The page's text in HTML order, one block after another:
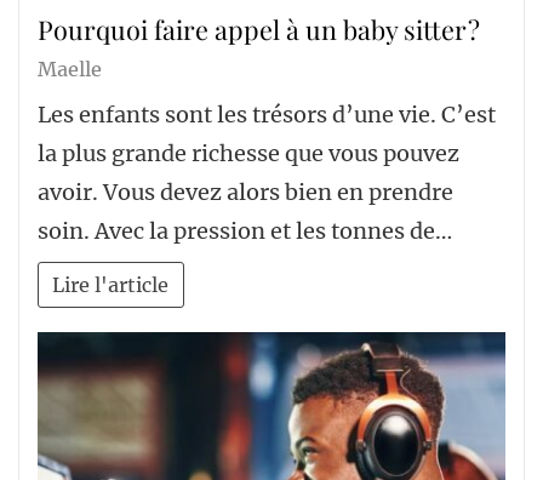
Pourquoi faire appel à un baby sitter ?
Maelle
Les enfants sont les trésors d’une vie. C’est
la plus grande richesse que vous pouvez
avoir. Vous devez alors bien en prendre
soin. Avec la pression et les tonnes de…
Lire l'article